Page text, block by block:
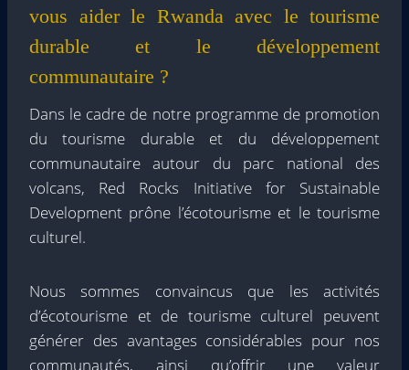
vous aider le Rwanda avec le tourisme
durable et le développement
communautaire ?
Dans le cadre de notre programme de promotion
du tourisme durable et du développement
communautaire autour du parc national des
volcans, Red Rocks Initiative for Sustainable
Development prône l’écotourisme et le tourisme
culturel.
Nous sommes convaincus que les activités
d’écotourisme et de tourisme culturel peuvent
générer des avantages considérables pour nos
communautés, ainsi qu’offrir une valeur